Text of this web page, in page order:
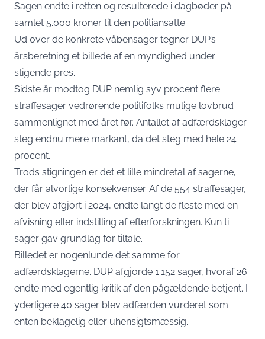
Sagen endte i retten og resulterede i dagbøder på
samlet 5.000 kroner til den politiansatte.
Ud over de konkrete våbensager tegner DUP’s
årsberetning et billede af en myndighed under
stigende pres.
Sidste år modtog DUP nemlig syv procent flere
straffesager vedrørende politifolks mulige lovbrud
sammenlignet med året før. Antallet af adfærdsklager
steg endnu mere markant, da det steg med hele 24
procent.
Trods stigningen er det et lille mindretal af sagerne,
der får alvorlige konsekvenser. Af de 554 straffesager,
der blev afgjort i 2024, endte langt de fleste med en
afvisning eller indstilling af efterforskningen. Kun ti
sager gav grundlag for tiltale.
Billedet er nogenlunde det samme for
adfærdsklagerne. DUP afgjorde 1.152 sager, hvoraf 26
endte med egentlig kritik af den pågældende betjent. I
yderligere 40 sager blev adfærden vurderet som
enten beklagelig eller uhensigtsmæssig.